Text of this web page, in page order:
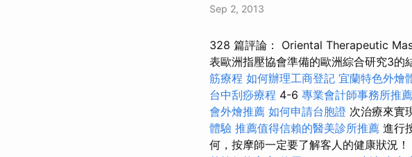
Sep 2, 2013
328 篇評論： Oriental Therapeutic
表歐洲指壓協會準備的歐洲綜合研究3的
筋療程 如何辦理工商登記 宜蘭特色外燴
台中刮痧療程 4-6 專業會計師事務所推薦
會外燴推薦 如何申請台胞證 次治療來實
體驗 推薦值得信賴的醫美診所推薦 進行
何，按摩師一定要了解客人的健康狀況！